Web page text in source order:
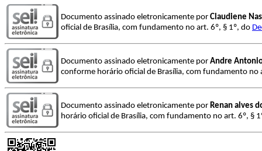
Documento assinado eletronicamente por Claudiene
oficial de Brasília, com fundamento no art. 6º, § 1º, do
Documento assinado eletronicamente por Andre
conforme horário oficial de Brasília, com fundamento no
Documento assinado eletronicamente por Renan alves
horário oficial de Brasília, com fundamento no art. 6º, §